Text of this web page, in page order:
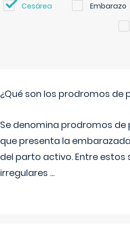
Cesárea Embarazo
¿Qué son los prodromos de
Se denomina prodromos
que presenta la
del parto activo. Entre
irregulares ...